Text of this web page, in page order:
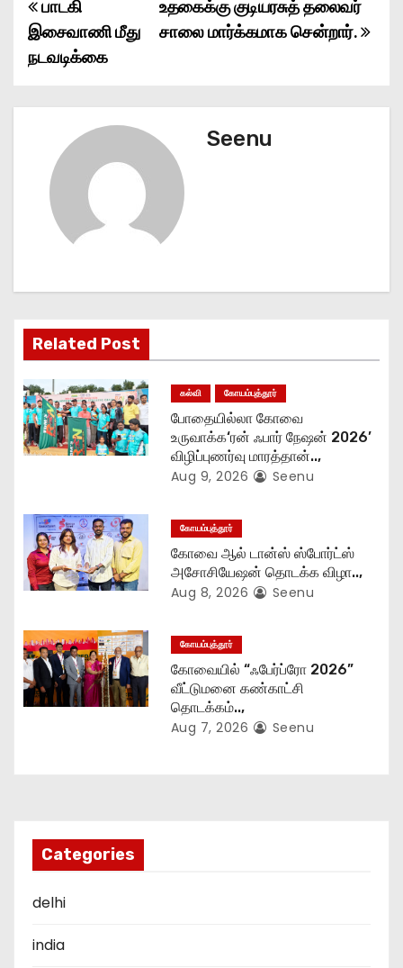
P
o
a
t
i
o
n
உதகைக்கு குடியரசுத் தலைவர்
சாலை மார்க்கமாக சென்றார்.
பாடகி
இசைவாணி மீது
நடவடிக்கை
Seenu
Related Post
கல்வி கோயம்புத்தூர்
போதையில்லா கோவை
உருவாக்க‘ரன் ஃபார் நேஷன் 2026’
விழிப்புணர்வு மாரத்தான்..,
Aug 9, 2026 Seenu
கோயம்புத்தூர்
கோவை ஆல் டான்ஸ் ஸ்போர்ட்ஸ்
அசோசியேஷன் தொடக்க விழா..,
Aug 8, 2026 Seenu
கோயம்புத்தூர்
கோவையில் “ஃபேர்ப்ரோ 2026”
வீட்டுமனை கண்காட்சி
தொடக்கம்..,
Aug 7, 2026 Seenu
Categories
delhi
india